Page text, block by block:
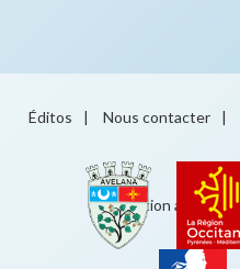
Éditos | Nous contacter |
Éducation artistique